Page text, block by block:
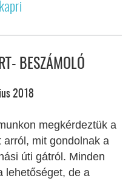
BESZÁMOLÓ
2018
megkérdeztük a
arról, mit gondolnak a
úti gátról. Minden
lehetőséget, de a